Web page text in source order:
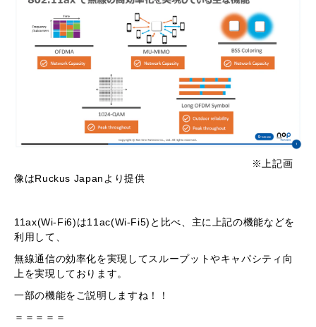
※上記画
像はRuckus Japanより提供
11ax(Wi-Fi6)は11ac(Wi-Fi5)と比べ、主に上記の機能などを
利用して、
無線通信の効率化を実現してスループットやキャパシティ向
上を実現しております。
一部の機能をご説明しますね！！
＝＝＝＝＝